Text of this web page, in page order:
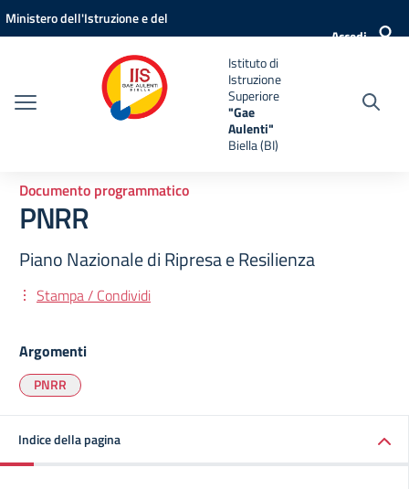
Vai ai contenuti
Vai al menu di navigazione
Vai al footer
Ministero dell'Istruzione e del
Accedi
Istituto di
Istruzione
Superiore
"Gae
Aulenti"
Biella (BI)
Documento programmatico
PNRR
Piano Nazionale di Ripresa e Resilienza
Stampa / Condividi
Argomenti
PNRR
Indice della pagina